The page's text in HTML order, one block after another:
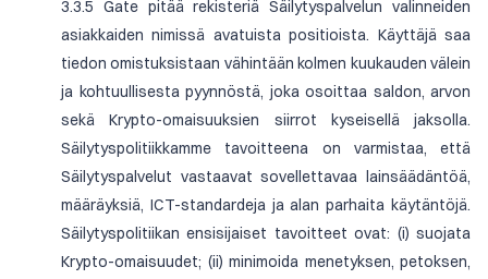
3.3.5 Gate pitää rekisteriä Säilytyspalvelun valinneiden
asiakkaiden nimissä avatuista positioista. Käyttäjä saa
tiedon omistuksistaan vähintään kolmen kuukauden välein
ja kohtuullisesta pyynnöstä, joka osoittaa saldon, arvon
sekä Krypto-omaisuuksien siirrot kyseisellä jaksolla.
Säilytyspolitiikkamme tavoitteena on varmistaa, että
Säilytyspalvelut vastaavat sovellettavaa lainsäädäntöä,
määräyksiä, ICT-standardeja ja alan parhaita käytäntöjä.
Säilytyspolitiikan ensisijaiset tavoitteet ovat: (i) suojata
Krypto-omaisuudet; (ii) minimoida menetyksen, petoksen,